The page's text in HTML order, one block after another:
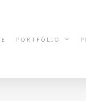
PORTFÓLIO